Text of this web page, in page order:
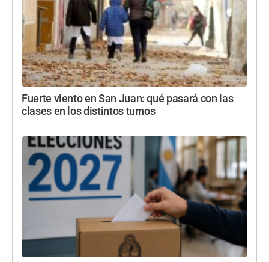
Fuerte viento en San Juan: qué pasará con las
clases en los distintos turnos